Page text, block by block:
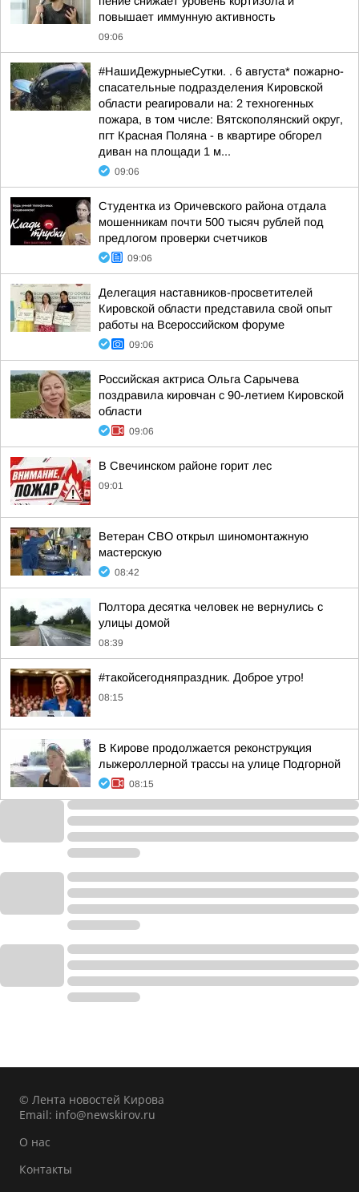
повышает иммунную активность
09:06
#НашиДежурныеСутки. . 6 августа* пожарно-
спасательные подразделения Кировской
области реагировали на: 2 техногенных
пожара, в том числе: Вятскополянский округ,
пгт Красная Поляна - в квартире обгорел
диван на площади 1 м...
09:06
Студентка из Оричевского района отдала
мошенникам почти 500 тысяч рублей под
предлогом проверки счетчиков
09:06
Делегация наставников-просветителей
Кировской области представила свой опыт
работы на Всероссийском форуме
09:06
Российская актриса Ольга Сарычева
поздравила кировчан с 90-летием Кировской
области
09:06
В Свечинском районе горит лес
09:01
Ветеран СВО открыл шиномонтажную
мастерскую
08:42
Полтора десятка человек не вернулись с
улицы домой
08:39
#такойсегодняпраздник. Доброе утро!
08:15
В Кирове продолжается реконструкция
лыжероллерной трассы на улице Подгорной
08:15
© Лента новостей Кирова
Email: info@newskirov.ru
О нас
Контакты